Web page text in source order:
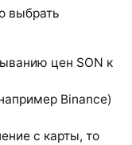
выбрать
цен SON к
Binance)
с карты, то